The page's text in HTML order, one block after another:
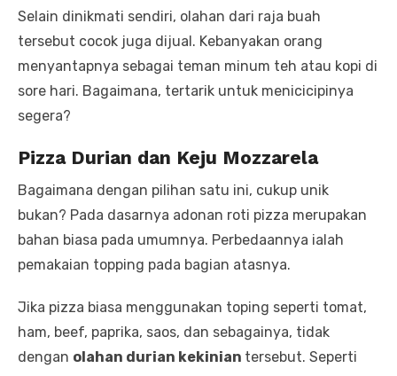
Selain dinikmati sendiri, olahan dari raja buah
tersebut cocok juga dijual. Kebanyakan orang
menyantapnya sebagai teman minum teh atau kopi di
sore hari. Bagaimana, tertarik untuk menicicipinya
segera?
Pizza Durian dan Keju Mozzarela
Bagaimana dengan pilihan satu ini, cukup unik
bukan? Pada dasarnya adonan roti pizza merupakan
bahan biasa pada umumnya. Perbedaannya ialah
pemakaian topping pada bagian atasnya.
Jika pizza biasa menggunakan toping seperti tomat,
ham, beef, paprika, saos, dan sebagainya, tidak
dengan olahan durian kekinian tersebut. Seperti